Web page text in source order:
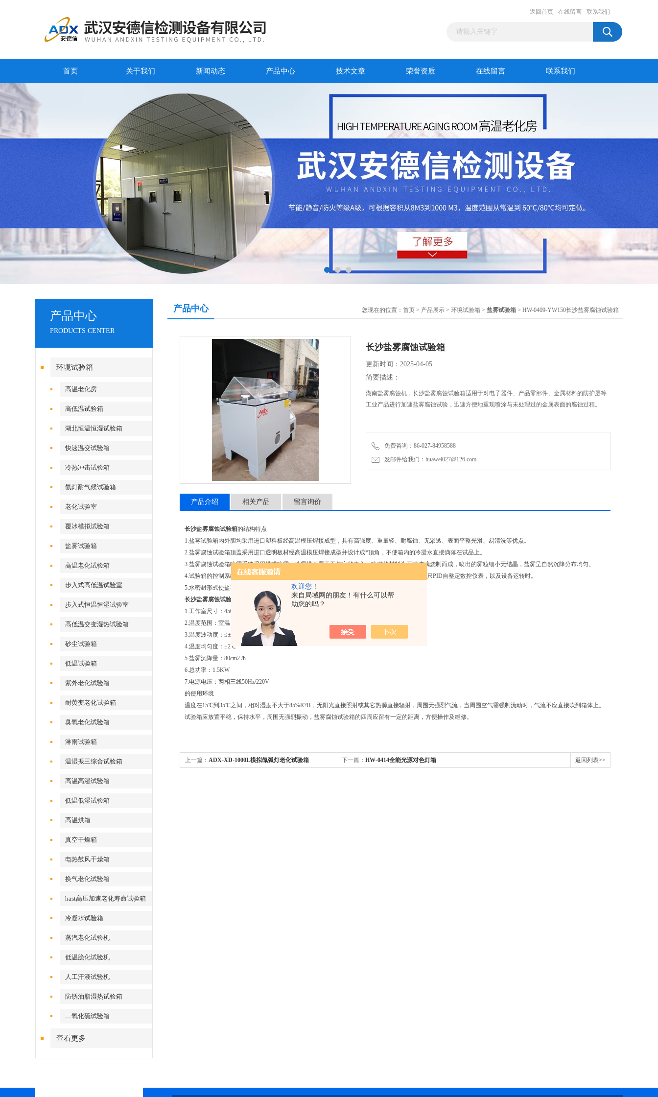
欢迎您！
来自局域网的朋友！有什么可以帮
助您的吗？
返回首页 在线留言 联系我们
首页 关于我们 新闻动态 产品中心 技术文章 荣誉资质 在线留言 联系我们
产品中心
PRODUCTS CENTER
环境试验箱
高温老化房
高低温试验箱
湖北恒温恒湿试验箱
快速温变试验箱
冷热冲击试验箱
氙灯耐气候试验箱
老化试验室
覆冰模拟试验箱
盐雾试验箱
高温老化试验箱
步入式高低温试验室
步入式恒温恒湿试验室
高低温交变湿热试验箱
砂尘试验箱
低温试验箱
紫外老化试验箱
耐黄变老化试验箱
臭氧老化试验箱
淋雨试验箱
温湿振三综合试验箱
高温高湿试验箱
低温低湿试验箱
高温烘箱
真空干燥箱
电热鼓风干燥箱
换气老化试验箱
hast高压加速老化寿命试验箱
冷凝水试验箱
蒸汽老化试验机
低温脆化试验机
人工汗液试验机
防锈油脂湿热试验箱
二氧化硫试验箱
查看更多
产品中心 您现在的位置： 首页 > 产品展示 > 环境试验箱 > 盐雾试验箱 > HW-0409-YW150长沙盐雾腐蚀试验箱
长沙盐雾腐蚀试验箱
更新时间：2025-04-05
简要描述：
湖南盐雾腐蚀机，长沙盐雾腐蚀试验箱适用于对电子器件、产品零部件、金属材料的防护层等
工业产品进行加速盐雾腐蚀试验，迅速方便地重现喷涂与未处理过的金属表面的腐蚀过程。
免费咨询：86-027-84958588
发邮件给我们：huawei027@126.com
产品介绍 相关产品 留言询价
长沙盐雾腐蚀试验箱的结构特点
1.盐雾试验箱内外胆均采用进口塑料板经高温模压焊接成型，具有高强度、重量轻、耐腐蚀、无渗透、表面平整光滑、易清洗等优点。
2.盐雾腐蚀试验箱顶盖采用进口透明板材经高温模压焊接成型并设计成*顶角，不使箱内的冷凝水直接滴落在试品上。
3.盐雾腐蚀试验箱喷雾系统采用塔式喷雾，喷雾塔放置于工作室的中心。喷嘴的材料为石英玻璃烧制而成，喷出的雾粒细小无结晶，盐雾呈自然沉降分布均匀。
4.试验箱的控制系统放置在箱体右侧，用户操作方便，面板上设置有总电源开关、喷雾开关、2只PID自整定数控仪表，以及设备运转时。
5.水密封形式使盐雾不至外溢，底部水槽蒸汽加热，使工作室升温快，温度分布均匀。
长沙盐雾腐蚀试验箱
的技术参数
1.工作室尺寸：450×600×400mm
2.温度范围：室温～55℃
3.温度波动度：≤±0.5℃
4.温度均匀度：±2℃
5.盐雾沉降量：80cm2 /h
6.总功率：1.5KW
7.电源电压：两相三线50Hz/220V
的使用环境
温度在15℃到35℃之间，相对湿度不大于85%R?H，无阳光直接照射或其它热源直接辐射，周围无强烈气流，当周围空气需强制流动时，气流不应直接吹到箱体上。
试验箱应放置平稳，保持水平，周围无强烈振动，盐雾腐蚀试验箱的四周应留有一定的距离，方便操作及维修。
上一篇： ADX-XD-1000L模拟氙弧灯老化试验箱 下一篇： HW-0414全能光源对色灯箱 返回列表>>